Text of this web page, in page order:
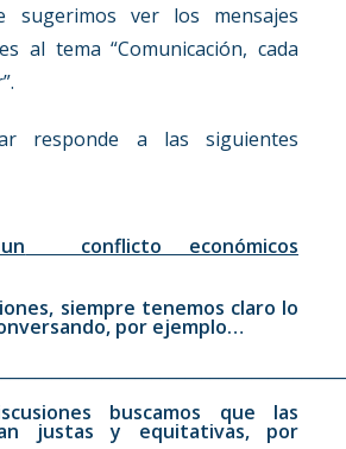
sugerimos ver los mensajes
al tema “Comunicación, cada
responde a las siguientes
conflicto económicos
siempre tenemos claro lo
por ejemplo…
buscamos que las
justas y equitativas, por